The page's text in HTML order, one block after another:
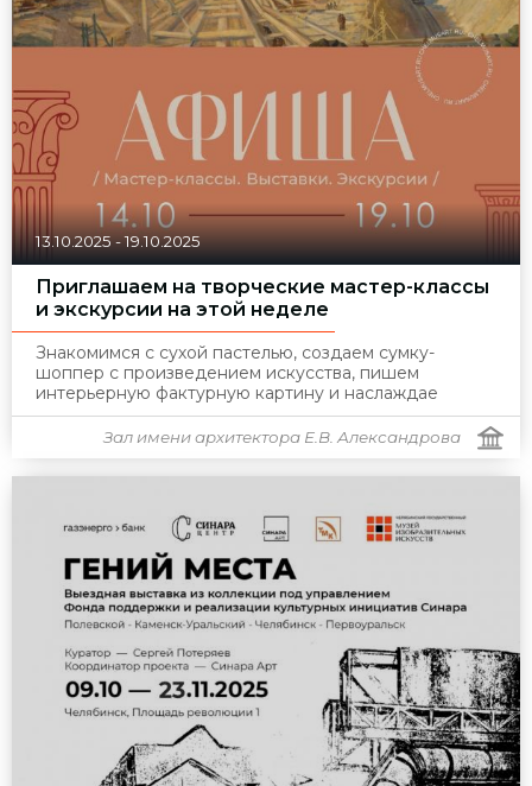
13.10.2025-19.10.2025
Приглашаем на творческие мастер-классы
и экскурсии на этой неделе
Знакомимся с сухой пастелью, создаем сумку-
шоппер с произведением искусства, пишем
интерьерную фактурную картину и наслаждае
Зал имени архитектора Е.В. Александрова